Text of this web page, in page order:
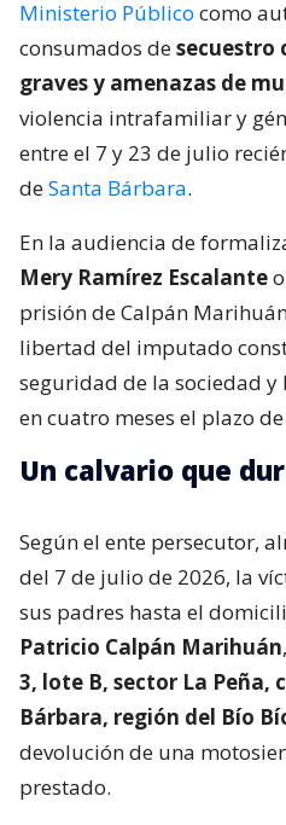
Ministerio Público como
consumados desecuestro
graves y amenazas de
violencia intrafamiliar y
entre el 7 y 23 de julio
deSanta Bárbara.
En la audiencia de
Mery Ramírez Escalante
prisión de Calpán
libertad del imputado
seguridad de la sociedad y
en cuatro meses el plazo
Un calvario que
Según el ente persecutor,
del 7 de julio de 2026, la
sus padres hasta el
Patricio Calpán Marihuán
3, lote B, sector La Peña,
Bárbara, región del Bío
devolución de una
prestado.